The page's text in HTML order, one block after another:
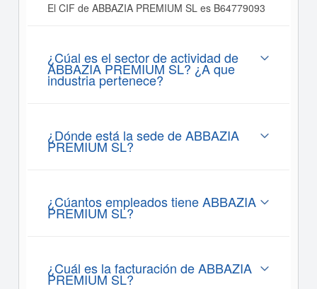
El CIF de ABBAZIA PREMIUM SL es B64779093
¿Cúal es el sector de actividad de
ABBAZIA PREMIUM SL? ¿A que
industria pertenece?
¿Dónde está la sede de ABBAZIA
PREMIUM SL?
¿Cúantos empleados tiene ABBAZIA
PREMIUM SL?
¿Cuál es la facturación de ABBAZIA
PREMIUM SL?